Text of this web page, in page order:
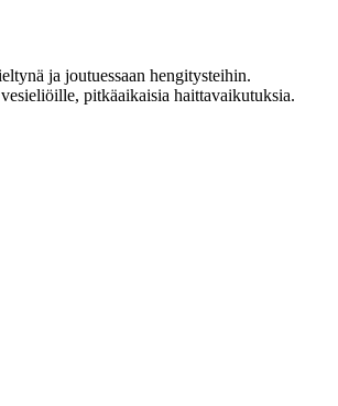
ja joutuessaan hengitysteihin.
pitkäaikaisia haittavaikutuksia.